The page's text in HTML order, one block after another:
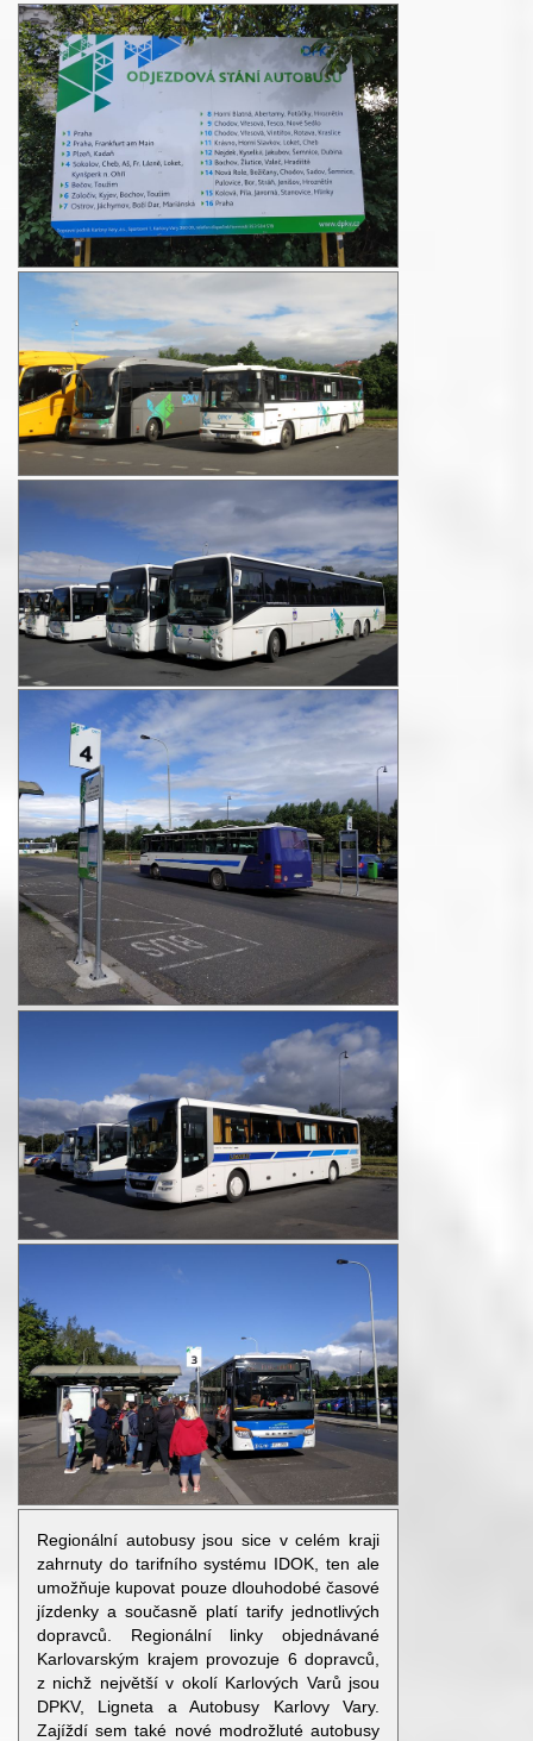
Regionální autobusy jsou sice v celém kraji
zahrnuty do tarifního systému IDOK, ten ale
umožňuje kupovat pouze dlouhodobé časové
jízdenky a současně platí tarify jednotlivých
dopravců. Regionální linky objednávané
Karlovarským krajem provozuje 6 dopravců,
z nichž největší v okolí Karlových Varů jsou
DPKV, Ligneta a Autobusy Karlovy Vary.
Zajíždí sem také nové modrožluté autobusy